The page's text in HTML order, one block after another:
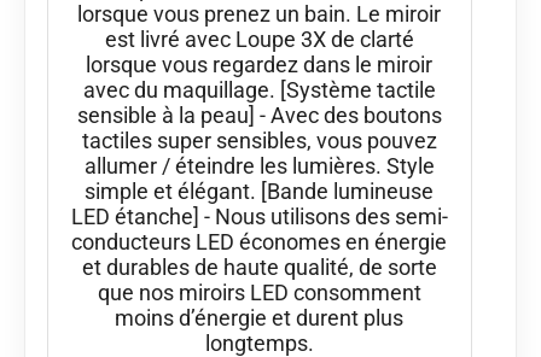
lorsque vous prenez un bain. Le miroir
est livré avec Loupe 3X de clarté
lorsque vous regardez dans le miroir
avec du maquillage. [Système tactile
sensible à la peau] - Avec des boutons
tactiles super sensibles, vous pouvez
allumer / éteindre les lumières. Style
simple et élégant. [Bande lumineuse
LED étanche] - Nous utilisons des semi-
conducteurs LED économes en énergie
et durables de haute qualité, de sorte
que nos miroirs LED consomment
moins d’énergie et durent plus
longtemps.